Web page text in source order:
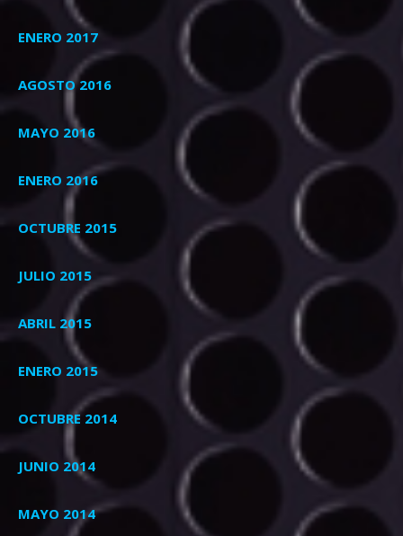
ENERO 2017
AGOSTO 2016
MAYO 2016
ENERO 2016
OCTUBRE 2015
JULIO 2015
ABRIL 2015
ENERO 2015
OCTUBRE 2014
JUNIO 2014
MAYO 2014